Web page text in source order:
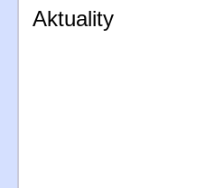
Aktuality